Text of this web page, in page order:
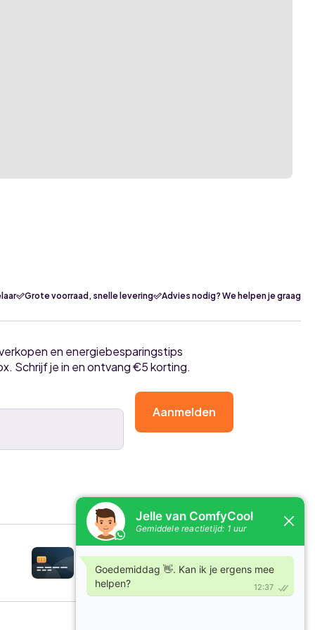
Grote voorraad, snelle levering Advies nodig? We helpen je graag
en energiebesparingstips
Schrijf je in en ontvang €5 korting.
Aanmelden